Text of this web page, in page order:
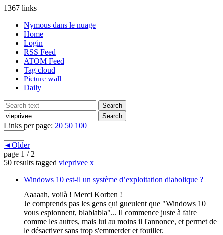
1367 links
Nymous dans le nuage
Home
Login
RSS Feed
ATOM Feed
Tag cloud
Picture wall
Daily
Links per page: 20 50 100
◄Older
page 1 / 2
50 results tagged vieprivee x
Windows 10 est-il un système d’exploitation diabolique ?
Aaaaah, voilà ! Merci Korben !
Je comprends pas les gens qui gueulent que "Windows 10
vous espionnent, blablabla"... Il commence juste à faire
comme les autres, mais lui au moins il l'annonce, et permet de
le désactiver sans trop s'emmerder et fouiller.